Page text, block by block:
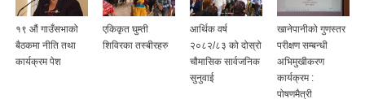
१९ औं गाउँसभाको
बैठकमा नीति तथा
कार्यक्रम पेश
एकिकृत घुम्ती
शिविरका तस्बीरहरु
आर्थिक वर्ष
२०८२/८३ को दोस्रो
चौमासिक सार्वजनिक
सुनुवाई
खानेपानीको गुणस्तर
परीक्षण सम्बन्धी
अभिमुखीकरण
कार्यक्रम :
पोषणमैत्री